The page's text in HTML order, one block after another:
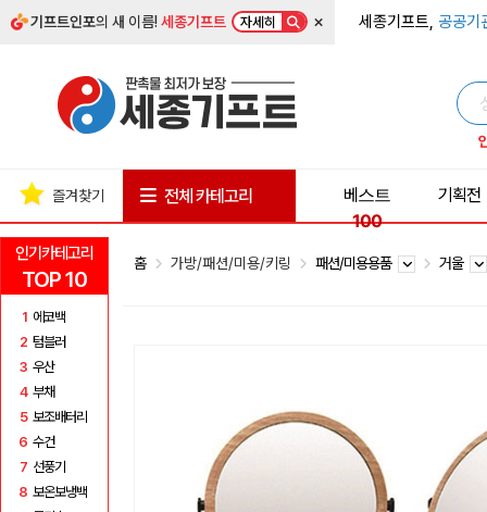
기프트인포의 새 이름!세종기프트 자세히 × 세종기프트, 공공기
인기카테고리
TOP 10
1 에코백
2 텀블러
3 우산
4 부채
5 보조배터리
6 수건
7 선풍기
8 보온보냉백
즐겨찾기 전체 카테고리
베스트
100
기획전
홈 가방/패션/미용/키링 패션/미용용품 거울